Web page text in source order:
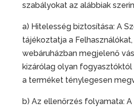
szabályokat az alábbiak
a) Hitelesség biztosítása: A
tájékoztatja a
webáruházban megjelenő
kizárólag olyan fogyasztóktól
a terméket ténylegesen
b) Az ellenőrzés folyamata: